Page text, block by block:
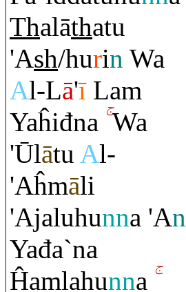
Thalāthatu
'Ash/hurin Wa
Al-Lā'īLam
Yaĥiđna Wa
'Ūlātu Al-
'Aĥmāli
'Ajaluhunna 'An
Yađa`na
Ĥamlahunna